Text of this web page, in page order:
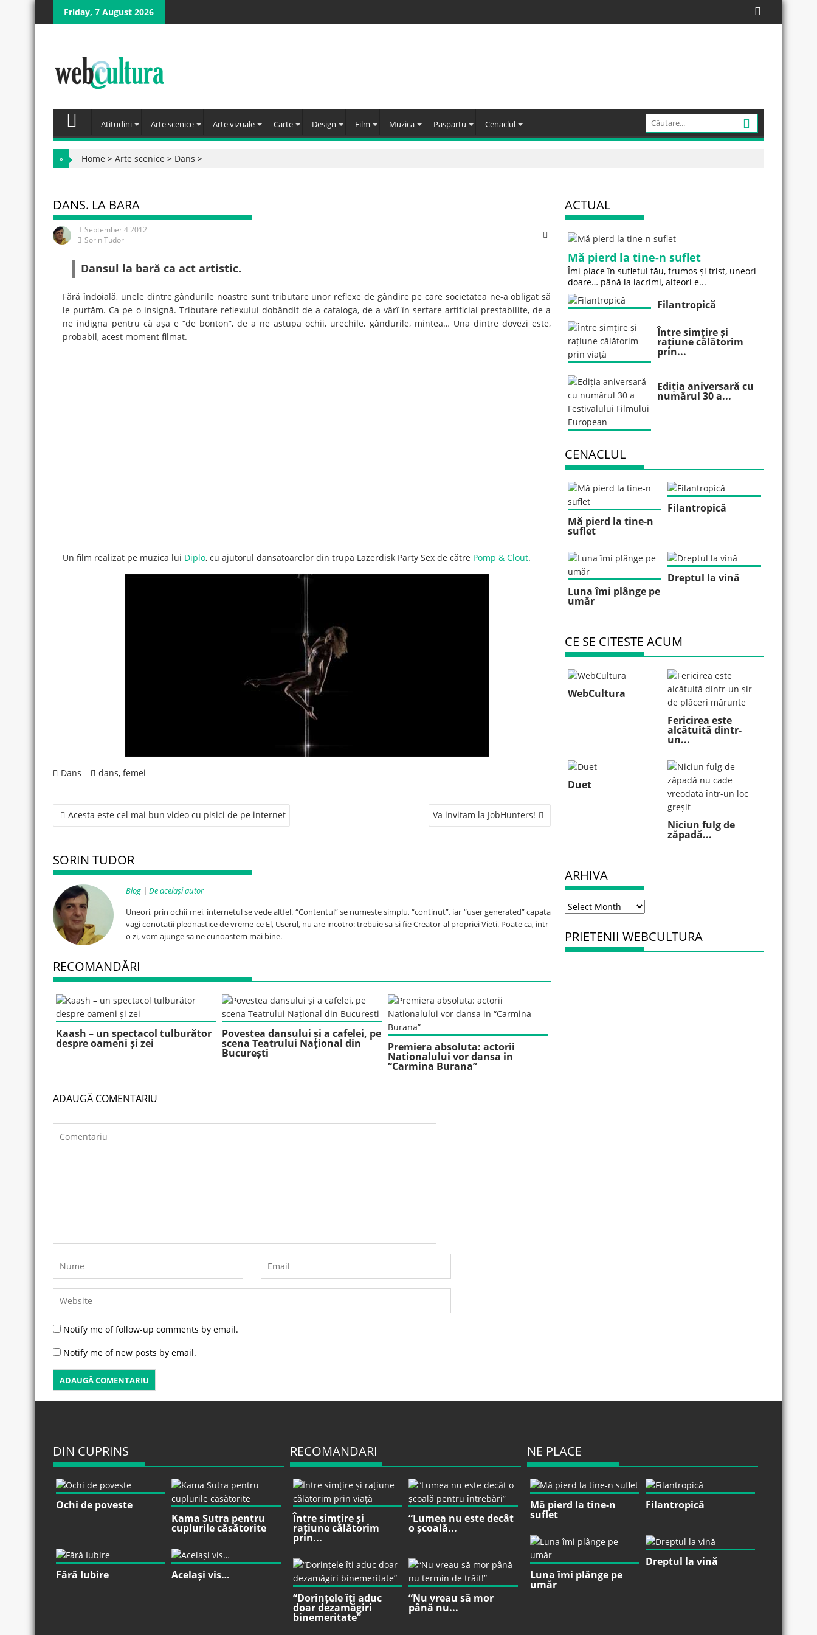
Skip
Friday, 7 August 2026
Atitudini Arte scenice Arte vizuale Carte Design Film Muzica Paspartu Cenaclul
» Home > Arte scenice > Dans >
DANS. LA BARA
September 4 2012
Sorin Tudor
Dansul la bară ca act artistic.
Fără îndoială, unele dintre gândurile noastre sunt tributare unor reflexe de gândire pe care societatea ne-a obligat să
le purtăm. Ca pe o insignă. Tributare reflexului dobândit de a cataloga, de a vârî în sertare artificial prestabilite, de a
ne indigna pentru că așa e “de bonton”, de a ne astupa ochii, urechile, gândurile, mintea… Una dintre dovezi este,
probabil, acest moment filmat.
Un film realizat pe muzica lui Diplo, cu ajutorul dansatoarelor din trupa Lazerdisk Party Sex de către Pomp & Clout.
Dans dans, femei
Post
navigation
Acesta este cel mai bun video cu pisici de pe internet Va invitam la JobHunters!
SORIN TUDOR
Blog | De același autor
Uneori, prin ochii mei, internetul se vede altfel. “Contentul” se numeste simplu, “continut”, iar “user generated” capata
vagi conotatii pleonastice de vreme ce El, Userul, nu are incotro: trebuie sa-si fie Creator al propriei Vieti. Poate ca, intr-
o zi, vom ajunge sa ne cunoastem mai bine.
RECOMANDĂRI
Kaash – un spectacol tulburător
despre oameni și zei
Povestea dansului și a cafelei, pe
scena Teatrului Național din
București Premiera absoluta: actorii
Nationalului vor dansa in
“Carmina Burana”
ADAUGĂ COMENTARIU
Notify me of follow-up comments by email.
Notify me of new posts by email.
ACTUAL
Mă pierd la tine-n suflet
Îmi place în sufletul tău, frumos și trist, uneori
doare… până la lacrimi, alteori e...
Filantropică
Între simțire și
rațiune călătorim
prin...
Ediția aniversară cu
numărul 30 a...
CENACLUL
Mă pierd la tine-n
suflet
Filantropică
Luna îmi plânge pe
umăr
Dreptul la vină
CE SE CITESTE ACUM
WebCultura
Fericirea este
alcătuită dintr-
un...
Duet
Niciun fulg de
zăpadă...
ARHIVA
Arhiva
PRIETENII WEBCULTURA
DIN CUPRINS
Ochi de poveste
Kama Sutra pentru
cuplurile căsătorite
Fără Iubire Același vis…
RECOMANDARI
Între simțire și
rațiune călătorim
prin...
“Lumea nu este decât
o școală...
“Dorințele îți aduc
doar dezamăgiri
binemeritate”
“Nu vreau să mor
până nu...
NE PLACE
Mă pierd la tine-n
suflet
Filantropică
Luna îmi plânge pe
umăr
Dreptul la vină